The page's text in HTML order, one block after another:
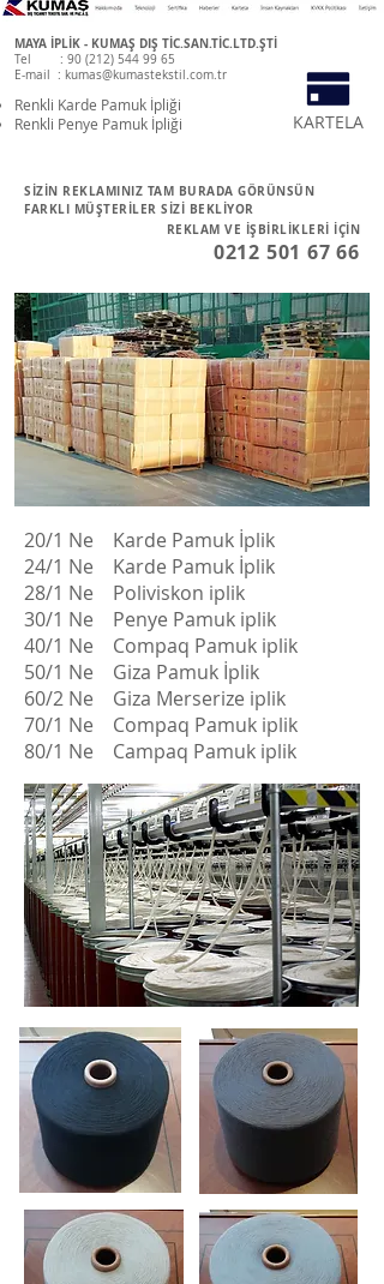
MAYA İPLİK - KUMAŞ DIŞ TİC.SAN.TİC.LTD.ŞTİ
Tel : 90 (212) 544 99 65
E-mail : kumas@kumastekstil.com.tr
KARTELA
Renkli Karde Pamuk İpliği
Renkli Penye Pamuk İpliği
SİZİN REKLAMINIZ TAM BURADA GÖRÜNSÜN
FARKLI MÜŞTERİLER SİZİ BEKLİYOR
REKLAM VE İŞBİRLİKLERİ İÇİN
0212 501 67 66
PAMUK İPLİK NUMARALARI
20/1 Ne Karde Pamuk İplik
24/1 Ne Karde Pamuk İplik
28/1 Ne Poliviskon iplik
30/1 Ne Penye Pamuk iplik
40/1 Ne Compaq Pamuk iplik
50/1 Ne Giza Pamuk İplik
60/2 Ne Giza Merserize iplik
70/1 Ne Compaq Pamuk iplik
80/1 Ne Campaq Pamuk iplik